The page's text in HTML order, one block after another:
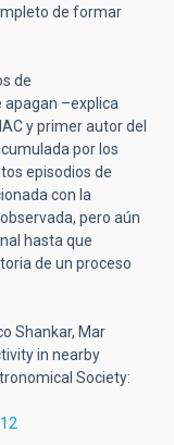
de formar
de
–explica
y primer autor del
por los
episodios de
con la
, pero aún
hasta que
de un proceso
Shankar, Mar
in nearby
Society: